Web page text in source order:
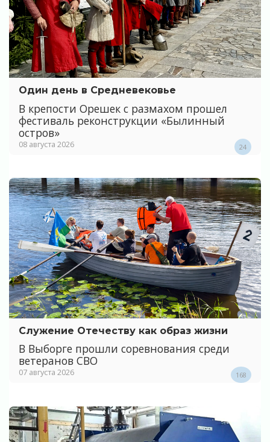
Один день в Средневековье
В крепости Орешек с размахом прошел
фестиваль реконструкции «Былинный
остров»
08 августа 2026 24
Служение Отечеству как образ жизни
В Выборге прошли соревнования среди
ветеранов СВО
07 августа 2026 168